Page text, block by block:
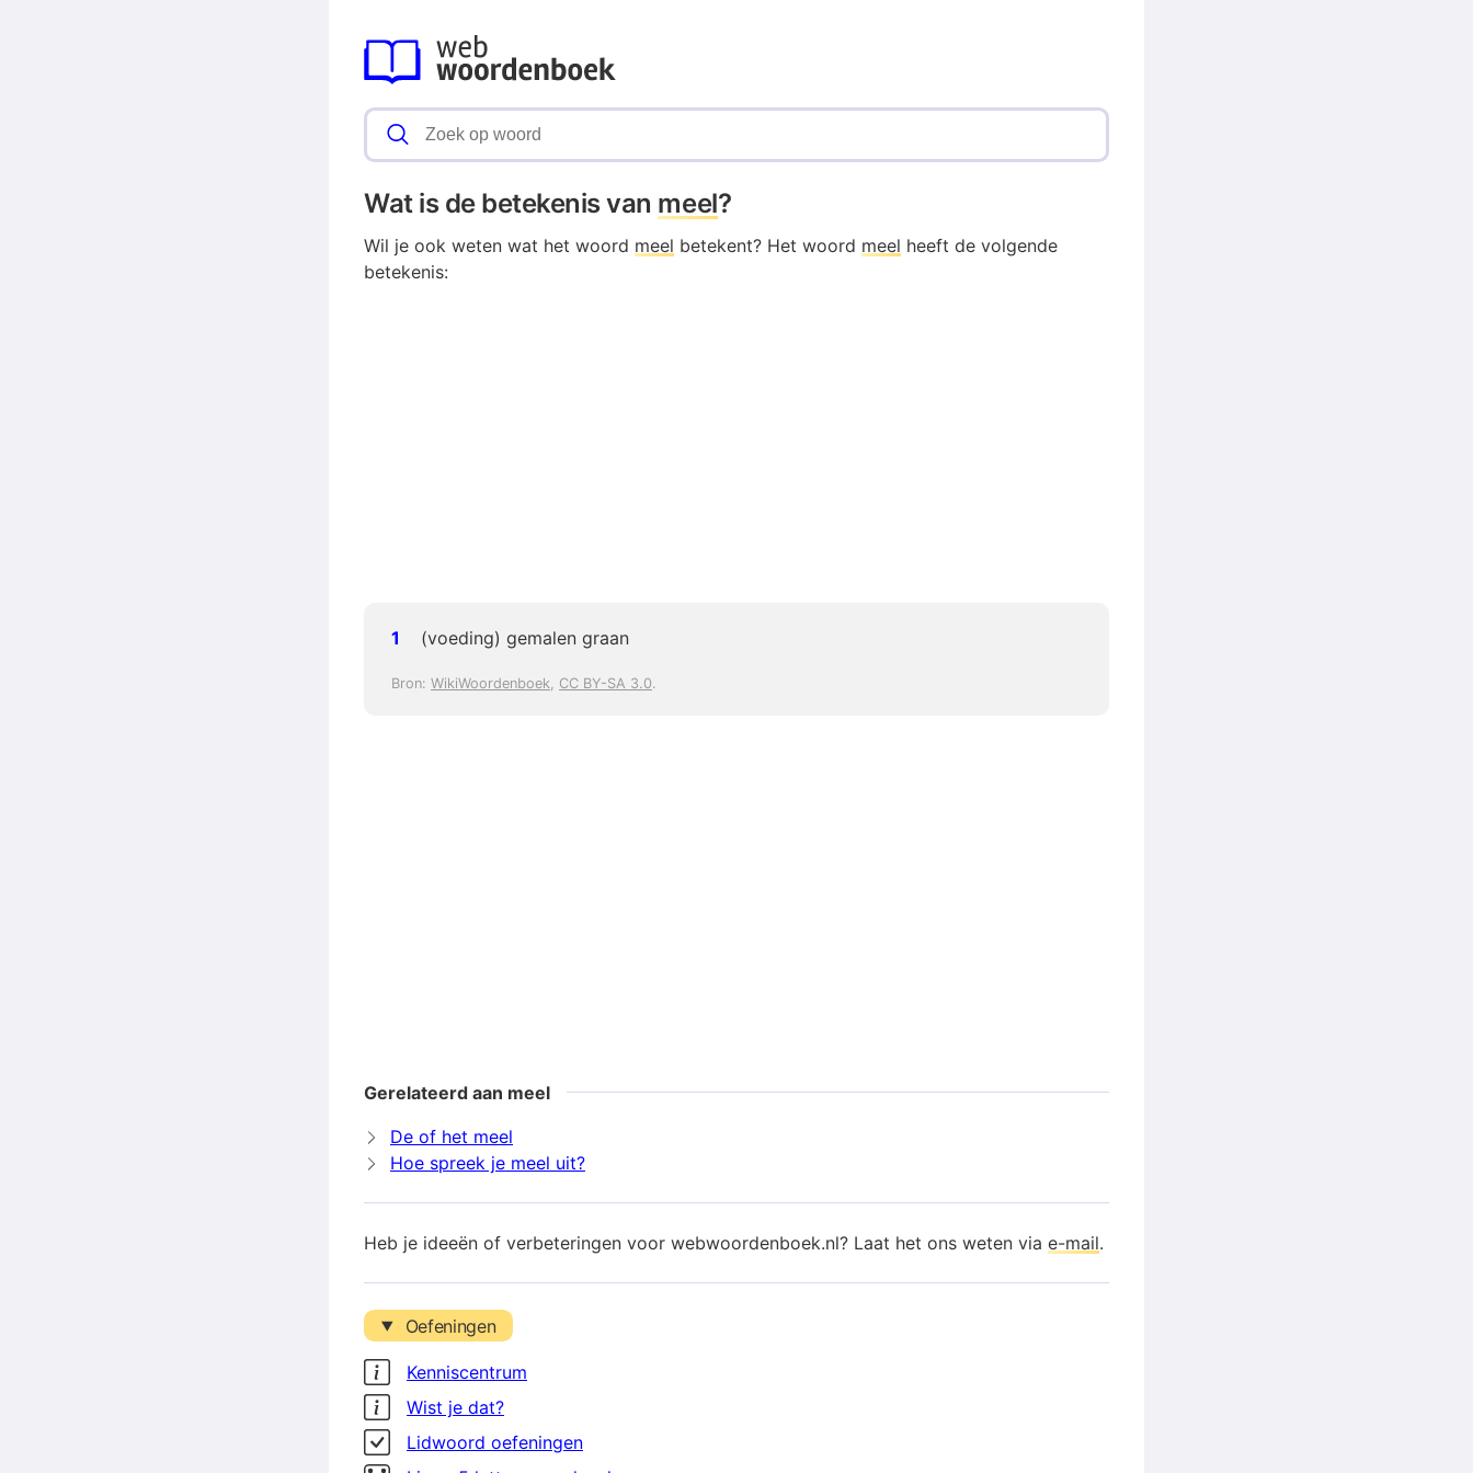
Wat is de betekenis van meel?
Wil je ook weten wat het woord meel betekent? Het woord meel heeft de volgende
betekenis:
(voeding) gemalen graan
Bron: WikiWoordenboek, CC BY-SA 3.0.
Gerelateerd aan meel
De of het meel
Hoe spreek je meel uit?
Heb je ideeën of verbeteringen voor webwoordenboek.nl? Laat het ons weten via e-mail.
Oefeningen
Kenniscentrum
Wist je dat?
Lidwoord oefeningen